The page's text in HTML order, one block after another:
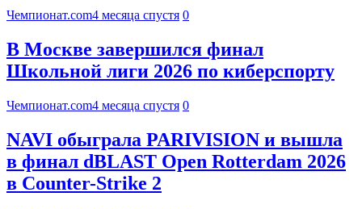
Чемпионат.com4 месяца спустя 0
В Москве завершился финал
Школьной лиги 2026 по киберспорту
Чемпионат.com4 месяца спустя 0
NAVI обыграла PARIVISION и вышла
в финал dBLAST Open Rotterdam 2026
в Counter-Strike 2